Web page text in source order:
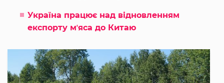
Україна працює над відновленням
експорту мʼяса до Китаю